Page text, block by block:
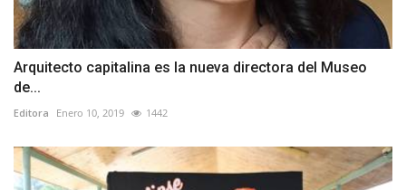
Arquitecto capitalina es la nueva directora del Museo
de...
Editora Enero 10, 2019 1442